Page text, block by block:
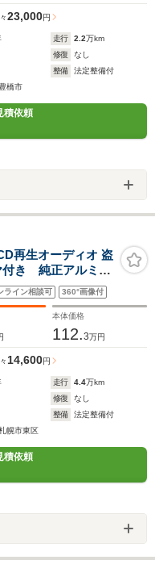
23,000円
走行 2.2万km
修復
なし
整備
法定整備付
橋市
積依頼
再生オーディオ 盗
付き 純正アルミホ
ライン相談可 360°画像付
本体価格
112.3万円
14,600円
走行 4.4万km
修復
なし
整備
法定整備付
幌市東区
積依頼